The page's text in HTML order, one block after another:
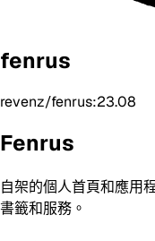
fenrus
revenz/fenrus:23.08
Fenrus
自架的個人首頁和應用
書籤和服務。